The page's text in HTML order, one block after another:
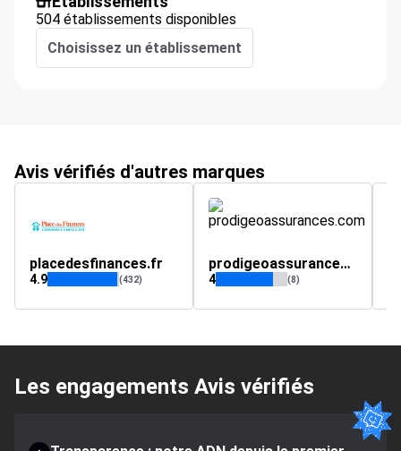
504 établissements disponibles
Choisissez un établissement
Avis vérifiés d'autres marques
placedesfinances.fr
4.9 (432)
prodigeoassurances.com
4 (8)
Les engagements Avis vérifiés